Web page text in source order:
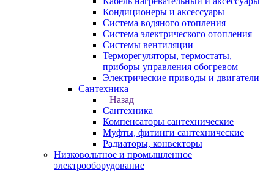
Кондиционеры и аксессуары
Система водяного отопления
Система электрического отопления
Системы вентиляции
Терморегуляторы, термостаты,
приборы управления обогревом
Электрические приводы и двигатели
Сантехника
Назад
Сантехника
Компенсаторы сантехнические
Муфты, фитинги сантехнические
Радиаторы, конвекторы
Низковольтное и промышленное
электрооборудование